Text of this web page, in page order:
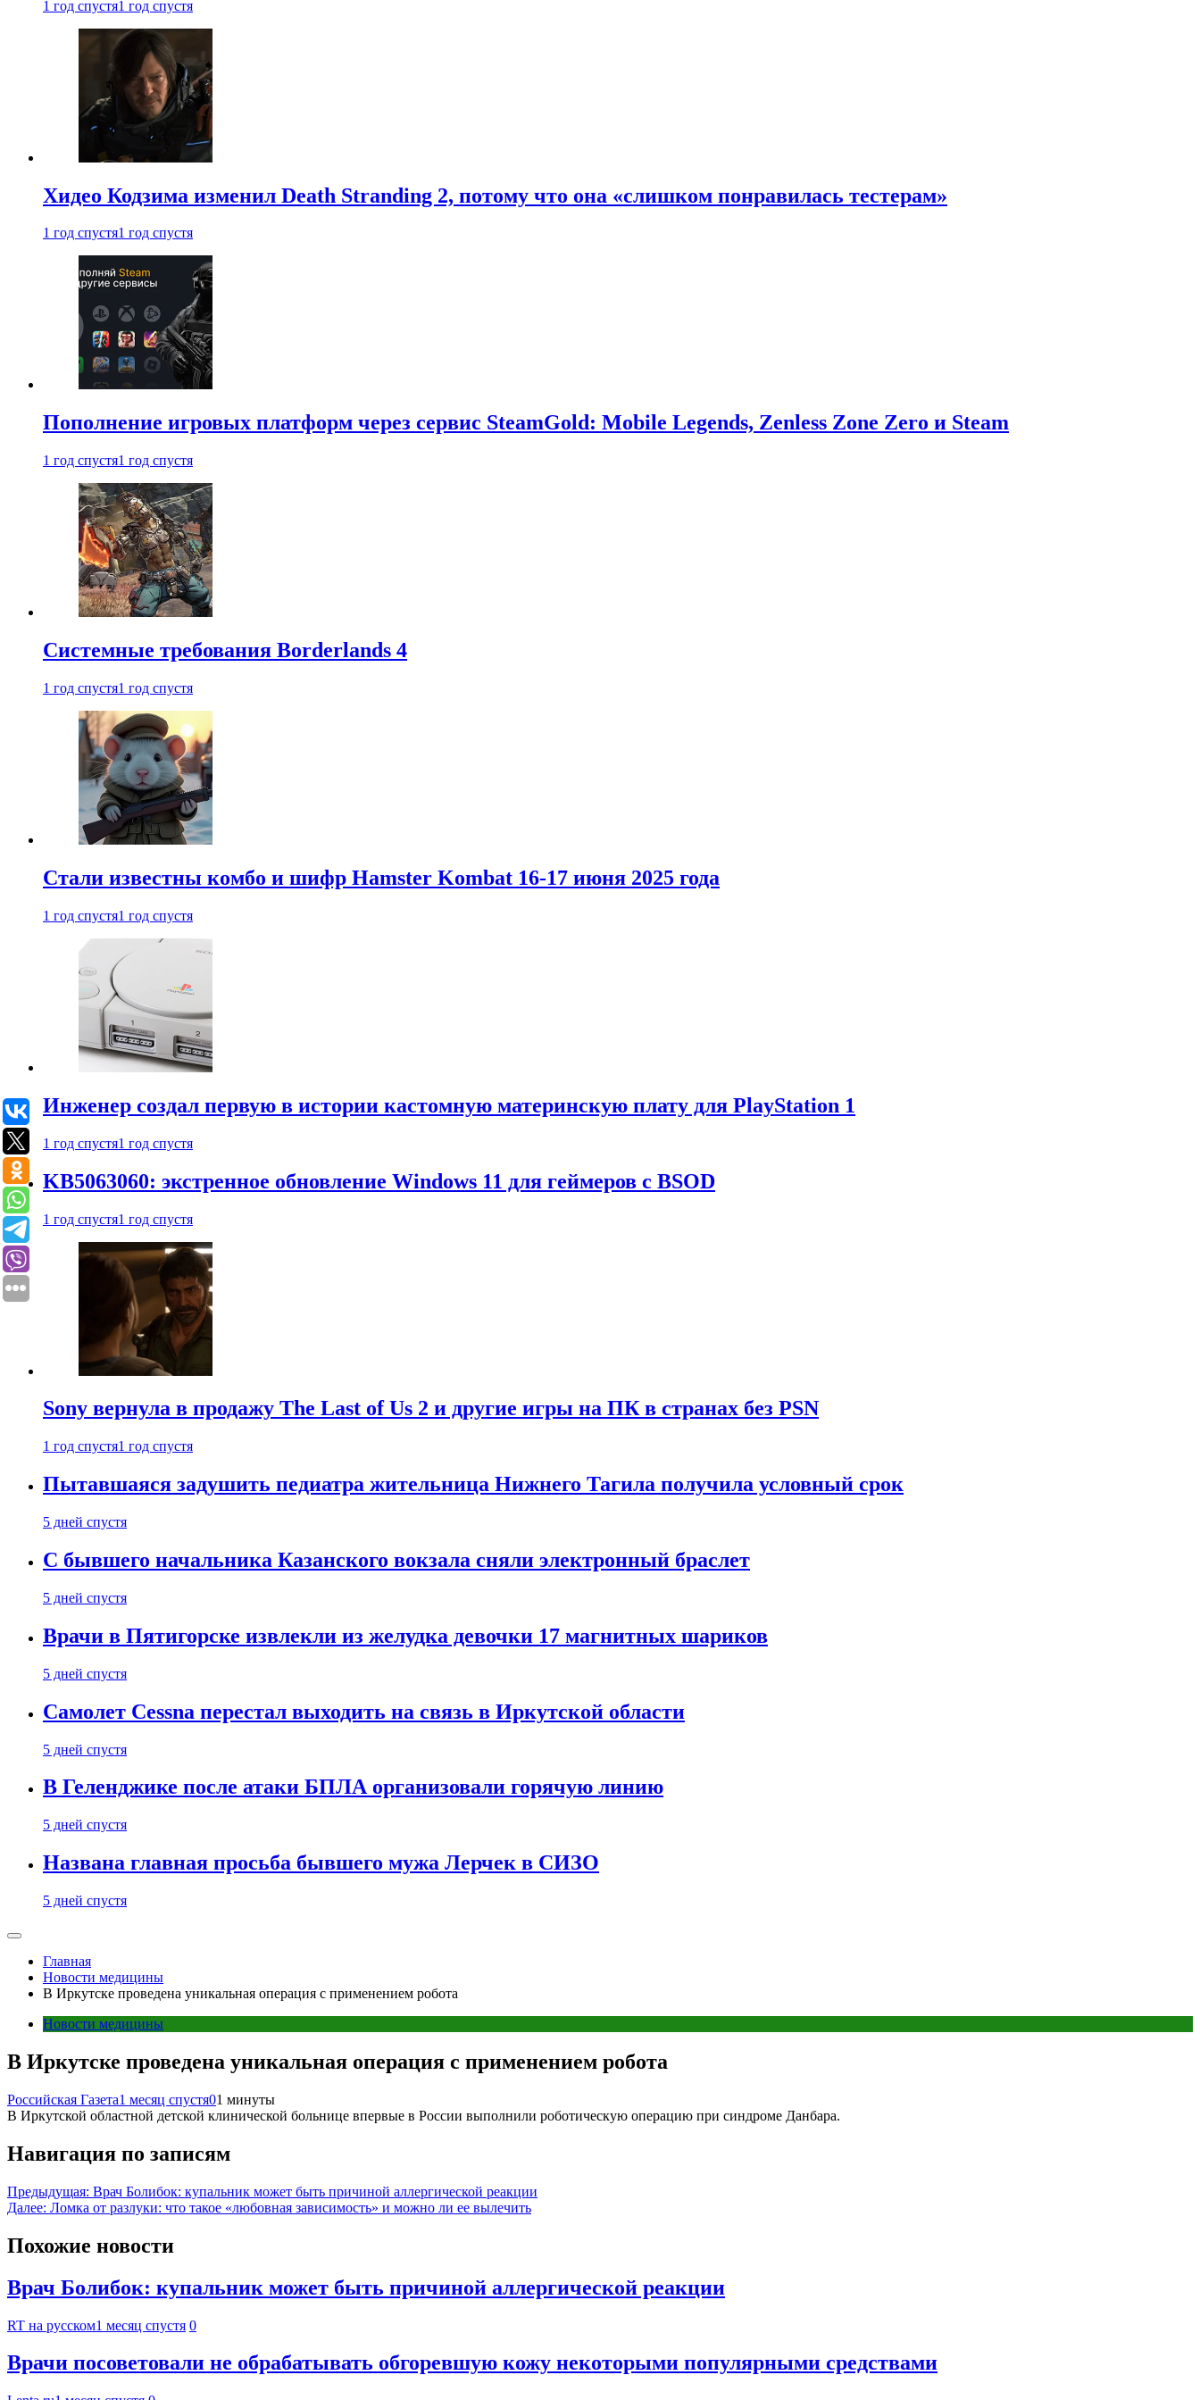
1 год спустя1 год спустя
Хидео Кодзима изменил Death Stranding 2, потому что она «слишком понравилась тестерам»
1 год спустя1 год спустя
Пополнение игровых платформ через сервис SteamGold: Mobile Legends, Zenless Zone Zero и Steam
1 год спустя1 год спустя
Системные требования Borderlands 4
1 год спустя1 год спустя
Стали известны комбо и шифр Hamster Kombat 16-17 июня 2025 года
1 год спустя1 год спустя
Инженер создал первую в истории кастомную материнскую плату для PlayStation 1
1 год спустя1 год спустя
KB5063060: экстренное обновление Windows 11 для геймеров с BSOD
1 год спустя1 год спустя
Sony вернула в продажу The Last of Us 2 и другие игры на ПК в странах без PSN
1 год спустя1 год спустя
Пытавшаяся задушить педиатра жительница Нижнего Тагила получила условный срок
5 дней спустя
С бывшего начальника Казанского вокзала сняли электронный браслет
5 дней спустя
Врачи в Пятигорске извлекли из желудка девочки 17 магнитных шариков
5 дней спустя
Самолет Cessna перестал выходить на связь в Иркутской области
5 дней спустя
В Геленджике после атаки БПЛА организовали горячую линию
5 дней спустя
Названа главная просьба бывшего мужа Лерчек в СИЗО
5 дней спустя
Главная
Новости медицины
В Иркутске проведена уникальная операция с применением робота
Новости медицины
В Иркутске проведена уникальная операция с применением робота
Российская Газета1 месяц спустя01 минуты
В Иркутской областной детской клинической больнице впервые в России выполнили роботическую операцию при синдроме Данбара.
Навигация по записям
Предыдущая: Врач Болибок: купальник может быть причиной аллергической реакции
Далее: Ломка от разлуки: что такое «любовная зависимость» и можно ли ее вылечить
Похожие новости
Врач Болибок: купальник может быть причиной аллергической реакции
RT на русском1 месяц спустя 0
Врачи посоветовали не обрабатывать обгоревшую кожу некоторыми популярными средствами